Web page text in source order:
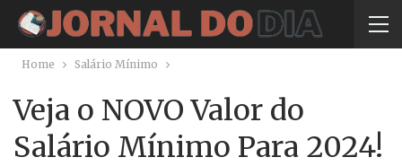
Home Salário Mínimo
Veja o NOVO Valor do
Salário Mínimo Para 2024!